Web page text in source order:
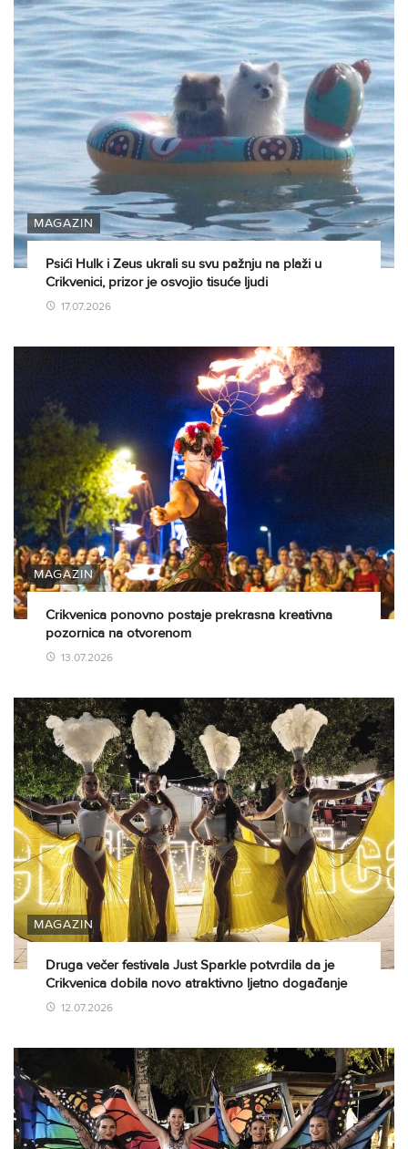
MAGAZIN
Psići Hulk i Zeus ukrali su svu pažnju na plaži u
Crikvenici, prizor je osvojio tisuće ljudi
17.07.2026
MAGAZIN
Crikvenica ponovno postaje prekrasna kreativna
pozornica na otvorenom
13.07.2026
MAGAZIN
Druga večer festivala Just Sparkle potvrdila da je
Crikvenica dobila novo atraktivno ljetno događanje
12.07.2026